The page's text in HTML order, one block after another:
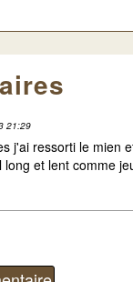
21:29
j'ai ressorti le mien
et lent comme